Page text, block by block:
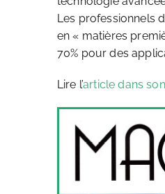
Les professionnels
en « matières
70% pour des
Lire l’article dans